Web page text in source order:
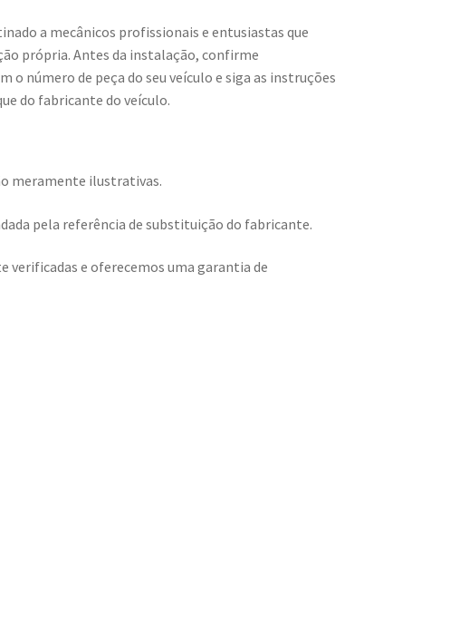
a mecânicos profissionais e entusiastas que
própria. Antes da instalação, confirme
o número de peça do seu veículo e siga as instruções
do fabricante do veículo.
meramente ilustrativas.
pela referência de substituição do fabricante.
verificadas e oferecemos uma garantia de